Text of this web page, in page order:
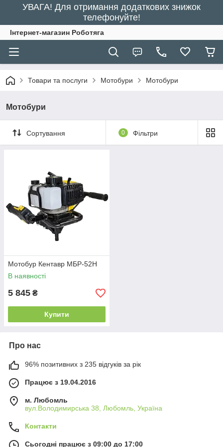
УВАГА! Для отримання додаткових знижок
телефонуйте!
Інтернет-магазин Роботяга
Товари та послуги Мотобури Мотобури
Мотобури
Сортування 0 Фільтри
Мотобур Кентавр МБР-52Н
В наявності
5 845 ₴
Купити
Про нас
96% позитивних з 235 відгуків за рік
Працює з 19.04.2016
м. Любомль
вул.Володимирська 38, Любомль, Україна
Контакти
Сьогодні працює з 09:00 до 17:00